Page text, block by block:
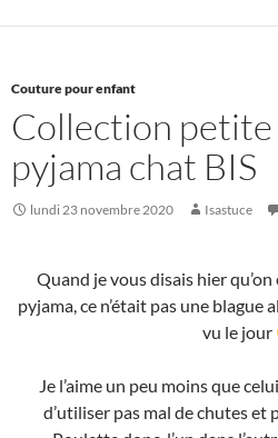
Couture pour enfant
Collection
pyjama chat BIS
lundi 23 novembre 2020 Isastuce
Quand je vous disais hier
pyjama, ce n’était pas une blague
vu le jour
Je l’aime un peu moins que
d’utiliser pas mal de chutes et